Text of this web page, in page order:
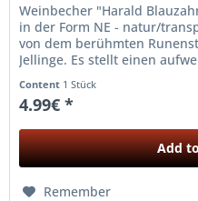
Weinbecher "Harald
in der Form NE - natur/
von dem berühmten
Jellinge. Es stellt einen
Content 1 Stück
4.99€ *
Add
Remember